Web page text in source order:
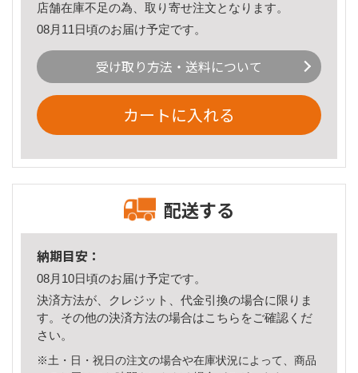
店舗在庫不足の為、取り寄せ注文となります。
08月11日頃のお届け予定です。
受け取り方法・送料について
カートに入れる
配送する
納期目安：
08月10日頃のお届け予定です。
決済方法が、クレジット、代金引換の場合に限りま
す。その他の決済方法の場合はこちら をご確認くだ
さい。
※土・日・祝日の注文の場合や在庫状況によって、商品